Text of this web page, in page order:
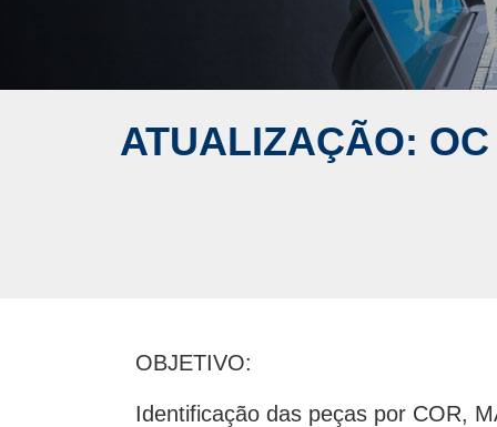
ATUALIZAÇÃO:
OBJETIVO:
Identificação das peças por COR,